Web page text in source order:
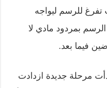
للرسم ليواجه
الرسم بمردود مادي لا
فيما بعد.
1910 و 1914، بدأت مرحلة جديدة ازدادت